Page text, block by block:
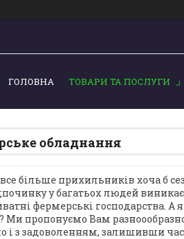
ГОЛОВНА ТОВАРИ ТА ПОСЛУГИ
обладнання
більше прихильників хоча б
у багатьох людей виникає
фермерські господарства. А
Ми пропонуємо Вам
і з задоволенням, залишивши